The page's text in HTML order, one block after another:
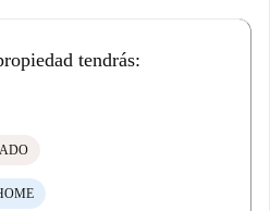
tendrás: